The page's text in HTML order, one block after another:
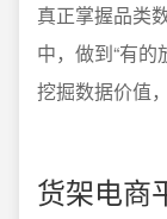
真正掌握品类
中，做到“有
挖掘数据价值
货架电商